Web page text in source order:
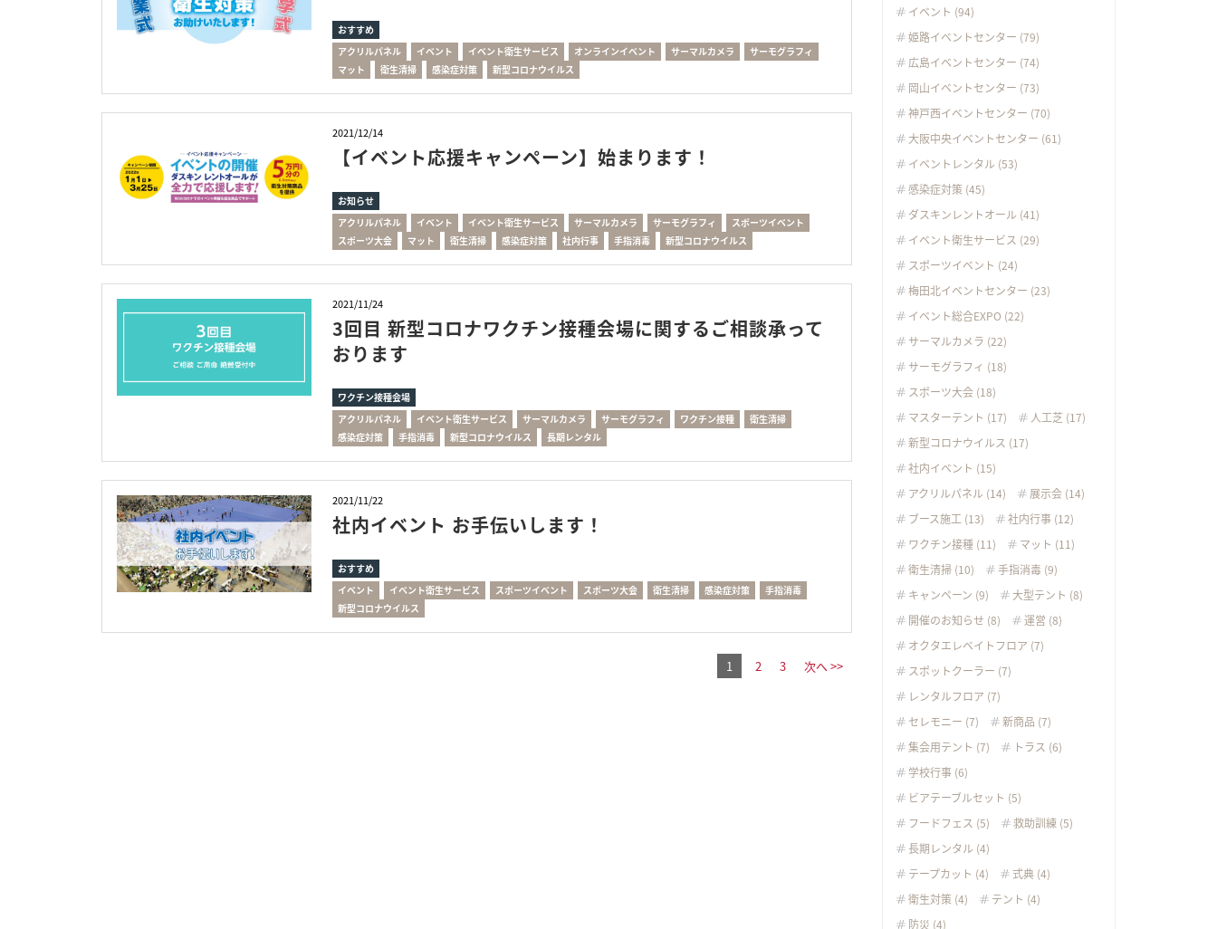
おすすめ
アクリルパネル
イベント イベント衛生サービス オンラインイベント サーマルカメラ
サーモグラフィ
マット
衛生清掃 感染症対策 新型コロナウイルス
2021/12/14
【イベント応援キャンペーン】始まります！
お知らせ
アクリルパネル
イベント イベント衛生サービス サーマルカメラ サーモグラフィ
スポーツイベント
スポーツ大会
マット 衛生清掃 感染症対策 社内行事 手指消毒 新型コロナウイルス
2021/11/24
3回目 新型コロナワクチン接種会場に関するご相談承って
おります
ワクチン接種会場
アクリルパネル
イベント衛生サービス サーマルカメラ サーモグラフィ ワクチン接種
衛生清掃
感染症対策
手指消毒 新型コロナウイルス 長期レンタル
2021/11/22
社内イベント お手伝いします！
おすすめ
イベント
イベント衛生サービス スポーツイベント スポーツ大会 衛生清掃 感染症対策
手指消毒
新型コロナウイルス
1 2 3 次へ >>
イベント (94)
姫路イベントセンター (79)
広島イベントセンター (74)
岡山イベントセンター (73)
神戸西イベントセンター (70)
大阪中央イベントセンター (61)
イベントレンタル (53)
感染症対策 (45)
ダスキンレントオール (41)
イベント衛生サービス (29)
スポーツイベント (24)
梅田北イベントセンター (23)
イベント総合EXPO (22)
サーマルカメラ (22)
サーモグラフィ (18)
スポーツ大会 (18)
マスターテント (17)
人工芝 (17)
新型コロナウイルス (17)
社内イベント (15)
アクリルパネル (14)
展示会 (14)
ブース施工 (13)
社内行事 (12)
ワクチン接種 (11)
マット (11)
衛生清掃 (10)
手指消毒 (9)
キャンペーン (9)
大型テント (8)
開催のお知らせ (8)
運営 (8)
オクタエレベイトフロア (7)
スポットクーラー (7)
レンタルフロア (7)
セレモニー (7)
新商品 (7)
集会用テント (7)
トラス (6)
学校行事 (6)
ビアテーブルセット (5)
フードフェス (5)
救助訓練 (5)
長期レンタル (4)
テープカット (4)
式典 (4)
衛生対策 (4)
テント (4)
防災 (4)